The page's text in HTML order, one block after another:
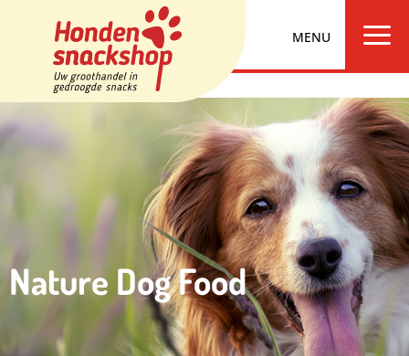
a
Nature Dog Food